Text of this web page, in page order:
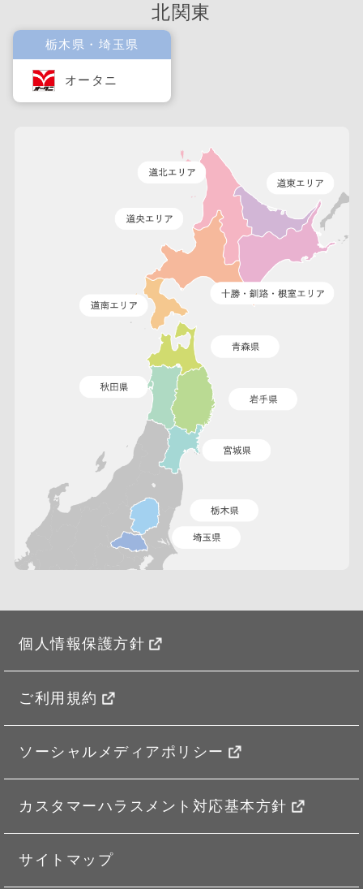
北関東
栃木県・埼玉県
オータニ
個人情報保護方針
ご利用規約
ソーシャルメディアポリシー
カスタマーハラスメント対応基本方針
サイトマップ